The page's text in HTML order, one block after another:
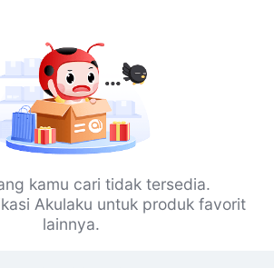
kamu cari tidak tersedia.
Akulaku untuk produk favorit
lainnya.